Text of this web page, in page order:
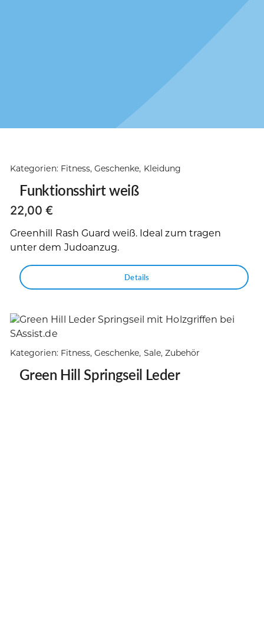
Kategorien: Fitness,Geschenke, Kleidung
Funktionsshirt weiß
22,00€
Greenhill Rash Guard weiß. Ideal zum tragen
unter dem Judoanzug.
Dieses
weist
mehrere
Varianten
auf.
Die
Optionen
Details
Kategorien: Fitness,Geschenke, Sale, Zubehör
Green Hill Springseil Leder